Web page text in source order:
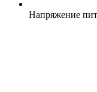
Напряжение